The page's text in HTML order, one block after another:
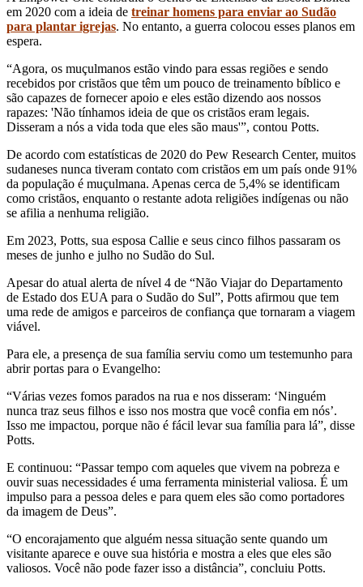
em 2020 com a ideia de treinar homens para enviar ao Sudão
para plantar igrejas. No entanto, a guerra colocou esses planos em
espera.
“Agora, os muçulmanos estão vindo para essas regiões e sendo
recebidos por cristãos que têm um pouco de treinamento bíblico e
são capazes de fornecer apoio e eles estão dizendo aos nossos
rapazes: 'Não tínhamos ideia de que os cristãos eram legais.
Disseram a nós a vida toda que eles são maus'”, contou Potts.
De acordo com estatísticas de 2020 do Pew Research Center, muitos
sudaneses nunca tiveram contato com cristãos em um país onde 91%
da população é muçulmana. Apenas cerca de 5,4% se identificam
como cristãos, enquanto o restante adota religiões indígenas ou não
se afilia a nenhuma religião.
Em 2023, Potts, sua esposa Callie e seus cinco filhos passaram os
meses de junho e julho no Sudão do Sul.
Apesar do atual alerta de nível 4 de “Não Viajar do Departamento
de Estado dos EUA para o Sudão do Sul”, Potts afirmou que tem
uma rede de amigos e parceiros de confiança que tornaram a viagem
viável.
Para ele, a presença de sua família serviu como um testemunho para
abrir portas para o Evangelho:
“Várias vezes fomos parados na rua e nos disseram: ‘Ninguém
nunca traz seus filhos e isso nos mostra que você confia em nós’.
Isso me impactou, porque não é fácil levar sua família para lá”, disse
Potts.
E continuou: “Passar tempo com aqueles que vivem na pobreza e
ouvir suas necessidades é uma ferramenta ministerial valiosa. É um
impulso para a pessoa deles e para quem eles são como portadores
da imagem de Deus”.
“O encorajamento que alguém nessa situação sente quando um
visitante aparece e ouve sua história e mostra a eles que eles são
valiosos. Você não pode fazer isso a distância”, concluiu Potts.